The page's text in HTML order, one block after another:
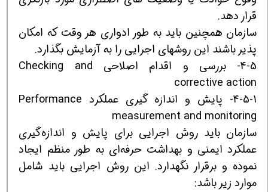
قرار دهد.
سازمان همچنین باید به طور ادواری هر وقت که امکان
پذیر باشند این روشهای اجرایی را به آزمایش بگذارد.
4-5- بررسی و اقدام اصلاحی Checking and
corrective action
4-5-1- پایش و اندازه گیری عملکرد Performance
measurement and monitoring
سازمان باید روش اجرایی برای پایش و اندازه‌گیری
عملکرد ایمنی و بهداشت حرفه‌ای به طور منظم ایجاد
نموده و برقرار نگهدارد. این روش اجرایی باید شامل
موارد زیر باشد: